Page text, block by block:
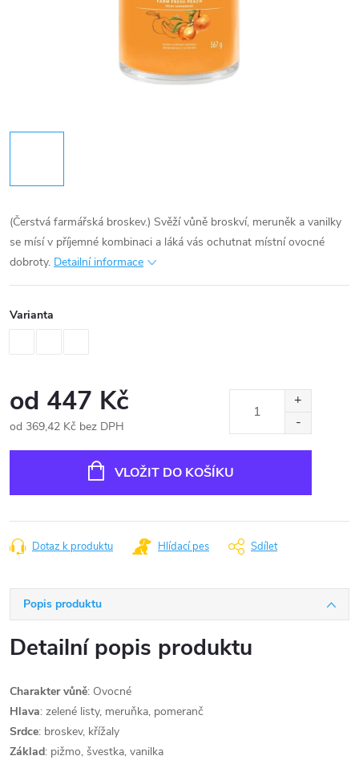
(Čerstvá farmářská broskev.) Svěží vůně broskví, meruněk a vanilky
se mísí v příjemné kombinaci a láká vás ochutnat místní ovocné
dobroty. Detailní informace
Varianta
od 447 Kč
od 369,42 Kč bez DPH
VLOŽIT DO KOŠÍKU
Dotaz k produktu Hlídací pes Sdílet
Popis produktu
Detailní popis produktu
Charakter vůně: Ovocné
Hlava: zelené listy, meruňka, pomeranč
Srdce: broskev, křížaly
Základ: pižmo, švestka, vanilka